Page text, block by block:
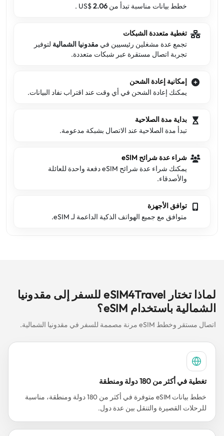
خطط بيانات مناسبة تبدأ من US$ 2.06
.
تغطية متعددة الشبكات
تجمع عدة مشغلين رئيسيين في مقدونيا الشمالية لتوفير
تجربة اتصال مستقرة عبر شبكات متعددة.
إمكانية إعادة الشحن
يمكنك إعادة الشحن في أي وقت عند اقتراب نفاد البيانات.
بداية مدة الصلاحية
تبدأ مدة الصلاحية عند الاتصال بشبكة مدعومة.
شراء عدة شرائح eSIM
يمكنك شراء عدة شرائح eSIM دفعة واحدة للعائلة
والأصدقاء.
توافق الأجهزة
متوافق مع جميع الهواتف الذكية الداعمة لـ eSIM.
لماذا تختار eSIM4Travel للسفر إلى مقدونيا
الشمالية باستخدام eSIM؟
اتصال مستقر وخطط eSIM مرنة مصممة للسفر في مقدونيا الشمالية.
تغطية في أكثر من 180 دولة ومنطقة
خطط بيانات eSIM متوفرة في أكثر من 180 دولة ومنطقة، مناسبة
للرحلات القصيرة والتنقل بين عدة دول.